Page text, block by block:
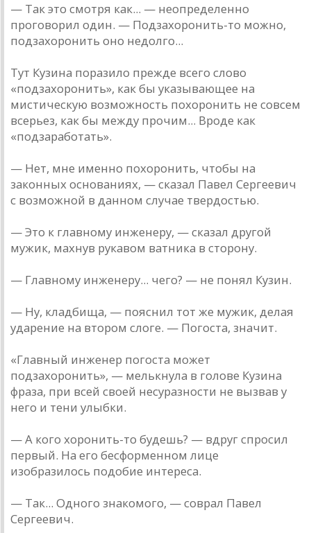
— Так это смотря как... — неопределенно
проговорил один. — Подзахоронить-то можно,
подзахоронить оно недолго...
Тут Кузина поразило прежде всего слово
«подзахоронить», как бы указывающее на
мистическую возможность похоронить не совсем
всерьез, как бы между прочим... Вроде как
«подзаработать».
— Нет, мне именно похоронить, чтобы на
законных основаниях, — сказал Павел Сергеевич
с возможной в данном случае твердостью.
— Это к главному инженеру, — сказал другой
мужик, махнув рукавом ватника в сторону.
— Главному инженеру... чего? — не понял Кузин.
— Ну, кладбища, — пояснил тот же мужик, делая
ударение на втором слоге. — Погоста, значит.
«Главный инженер погоста может
подзахоронить», — мелькнула в голове Кузина
фраза, при всей своей несуразности не вызвав у
него и тени улыбки.
— А кого хоронить-то будешь? — вдруг спросил
первый. На его бесформенном лице
изобразилось подобие интереса.
— Так... Одного знакомого, — соврал Павел
Сергеевич.